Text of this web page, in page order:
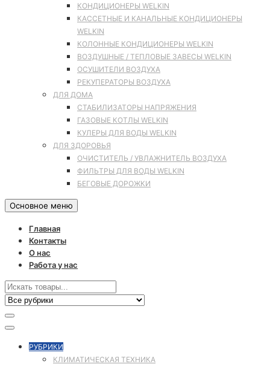
КОНДИЦИОНЕРЫ WELKIN
КАССЕТНЫЕ И КАНАЛЬНЫЕ КОНДИЦИОНЕРЫ
WELKIN
КОЛОННЫЕ КОНДИЦИОНЕРЫ WELKIN
ВОЗДУШНЫЕ / ТЕПЛОВЫЕ ЗАВЕСЫ WELKIN
ОСУШИТЕЛИ ВОЗДУХА
РЕКУПЕРАТОРЫ ВОЗДУХА
ДЛЯ ДОМА
СТАБИЛИЗАТОРЫ НАПРЯЖЕНИЯ
ГАЗОВЫЕ КОТЛЫ WELKIN
КУЛЕРЫ ДЛЯ ВОДЫ WELKIN
ДЛЯ ЗДОРОВЬЯ
ОЧИСТИТЕЛЬ / УВЛАЖНИТЕЛЬ ВОЗДУХА
ФИЛЬТРЫ ДЛЯ ВОДЫ WELKIN
БЕГОВЫЕ ДОРОЖКИ
Основное меню
Главная
Контакты
О нас
Работа у нас
РУБРИКИ
КЛИМАТИЧЕСКАЯ ТЕХНИКА